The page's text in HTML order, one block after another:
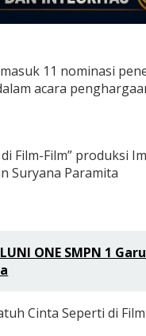
masuk 11 nominasi
acara
Film-Film” produksi
Suryana Paramita
ONE SMPN 1
Cinta Seperti di